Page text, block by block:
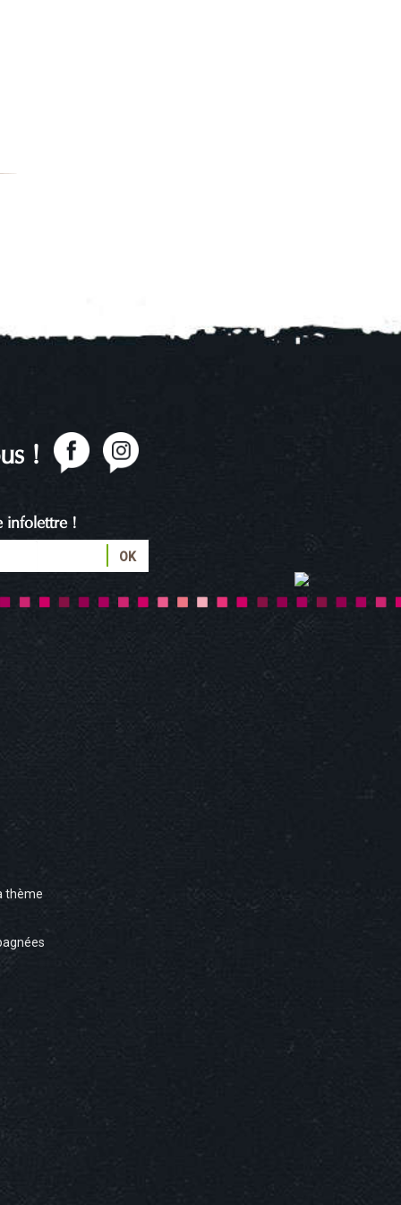
!
infolettre !
thème